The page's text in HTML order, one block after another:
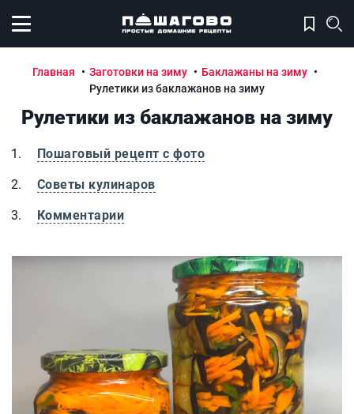
Открыть меню
Главная Заготовки на зиму
Баклажаны на зиму
Рулетики из баклажанов на зиму
Рулетики из баклажанов на зиму
Пошаговый рецепт с фото
Советы кулинаров
Комментарии
Рулетики из баклажанов на зиму